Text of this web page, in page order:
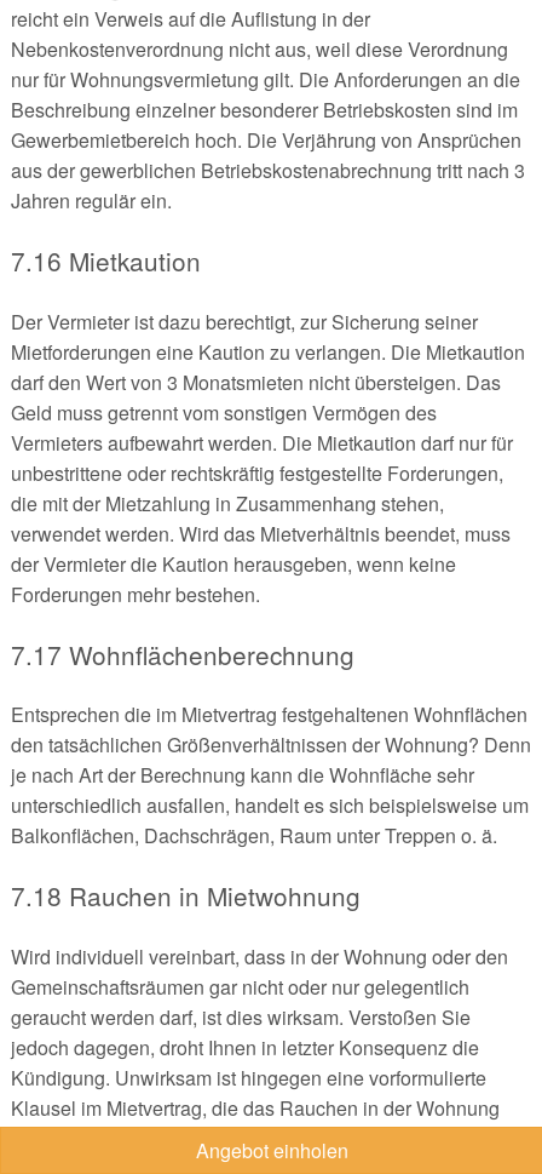
Angebot einholen
reicht ein Verweis auf die Auflistung in der
Nebenkostenverordnung nicht aus, weil diese Verordnung
nur für Wohnungsvermietung gilt. Die Anforderungen an die
Beschreibung einzelner besonderer Betriebskosten sind im
Gewerbemietbereich hoch. Die Verjährung von Ansprüchen
aus der gewerblichen Betriebskostenabrechnung tritt nach 3
Jahren regulär ein.
7.16 Mietkaution
Der Vermieter ist dazu berechtigt, zur Sicherung seiner
Mietforderungen eine Kaution zu verlangen. Die Mietkaution
darf den Wert von 3 Monatsmieten nicht übersteigen. Das
Geld muss getrennt vom sonstigen Vermögen des
Vermieters aufbewahrt werden. Die Mietkaution darf nur für
unbestrittene oder rechtskräftig festgestellte Forderungen,
die mit der Mietzahlung in Zusammenhang stehen,
verwendet werden. Wird das Mietverhältnis beendet, muss
der Vermieter die Kaution herausgeben, wenn keine
Forderungen mehr bestehen.
7.17 Wohnflächenberechnung
Entsprechen die im Mietvertrag festgehaltenen Wohnflächen
den tatsächlichen Größenverhältnissen der Wohnung? Denn
je nach Art der Berechnung kann die Wohnfläche sehr
unterschiedlich ausfallen, handelt es sich beispielsweise um
Balkonflächen, Dachschrägen, Raum unter Treppen o. ä.
7.18 Rauchen in Mietwohnung
Wird individuell vereinbart, dass in der Wohnung oder den
Gemeinschaftsräumen gar nicht oder nur gelegentlich
geraucht werden darf, ist dies wirksam. Verstoßen Sie
jedoch dagegen, droht Ihnen in letzter Konsequenz die
Kündigung. Unwirksam ist hingegen eine vorformulierte
Klausel im Mietvertrag, die das Rauchen in der Wohnung
verbietet. An diese müssen Sie sich nicht halten.